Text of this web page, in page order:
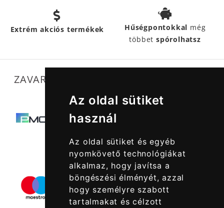
Az oldal sütiket
használ
Az oldal sütiket és egyéb
nyomkövető technológiákat
alkalmaz, hogy javítsa a
böngészési élményét, azzal
hogy személyre szabott
tartalmakat és célzott
Extrém akciós termékek Hűségpontokkal még
többetspórolhatsz
ZAVARTALAN MŰKÖDÉSÜNKET SEGÍTIK